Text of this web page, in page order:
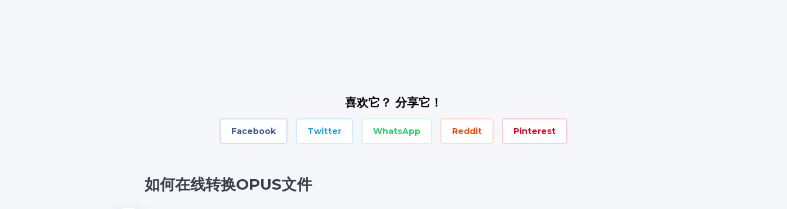
喜欢它？ 分享它！
Facebook Twitter WhatsApp Reddit Pinterest
如何在线转换OPUS文件